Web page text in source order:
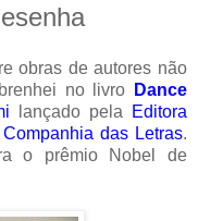
obras de autores não
no livro
Dance
lançado pela
Editora
Companhia das Letras.
o prêmio Nobel de